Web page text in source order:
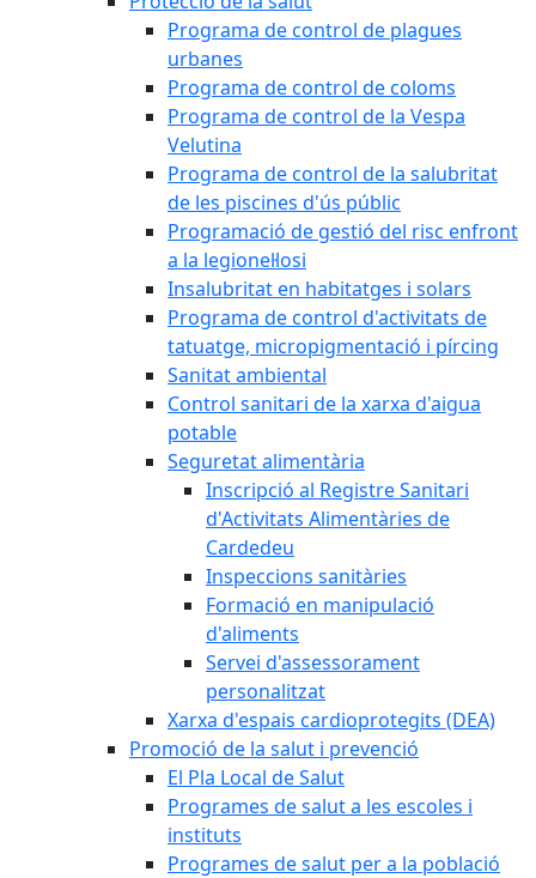
Programa de control de plagues
urbanes
Programa de control de coloms
Programa de control de la Vespa
Velutina
Programa de control de la salubritat
de les piscines d'ús públic
Programació de gestió del risc enfront
a la legionel·losi
Insalubritat en habitatges i solars
Programa de control d'activitats de
tatuatge, micropigmentació i pírcing
Sanitat ambiental
Control sanitari de la xarxa d'aigua
potable
Seguretat alimentària
Inscripció al Registre Sanitari
d'Activitats Alimentàries de
Cardedeu
Inspeccions sanitàries
Formació en manipulació
d'aliments
Servei d'assessorament
personalitzat
Xarxa d'espais cardioprotegits (DEA)
Promoció de la salut i prevenció
El Pla Local de Salut
Programes de salut a les escoles i
instituts
Programes de salut per a la població